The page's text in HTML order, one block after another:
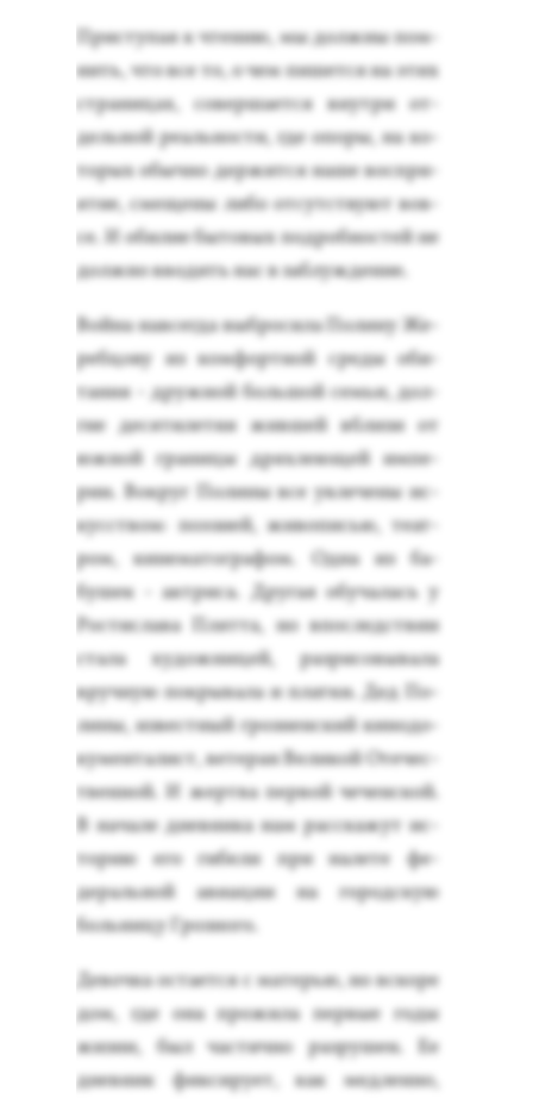
Прис­ту­пая к чте­нию, мы дол­жны пом­
нить, что все то, о чем пи­шет­ся на этих
стра­ницах, со­вер­ша­ет­ся внут­ри от­
дель­ной ре­аль­нос­ти, где опо­ры, на ко­
торых обыч­но дер­жится на­ше вос­при­
ятие, сме­щены ли­бо от­сутс­тву­ют вов­
се. И оби­лие бы­товых под­робнос­тей не
дол­жно вво­дить нас в заб­лужде­ние.
Вой­на нав­сегда выб­ро­сила По­лину Же­
реб­цо­ву из ком­фор­тной сре­ды оби­
тания - друж­ной боль­шой семьи, дол­
гие де­сяти­летия жив­шей вбли­зи от
юж­ной гра­ницы дрях­ле­ющей им­пе­
рии. Вок­руг По­лины все ув­ле­чены ис­
кусс­твом: по­эзи­ей, жи­вописью, те­ат­
ром, ки­нема­тог­ра­фом. Од­на из ба­
бушек - ак­три­са. Дру­гая обу­чалась у
Рос­тисла­ва Плят­та, но впос­ледс­твии
ста­ла ху­дож­ни­цей, раз­ри­совы­вала
вруч­ную пок­ры­вала и плат­ки. Дед По­
лины, из­вес­тный гроз­нен­ский ки­нодо­
кумен­та­лист, ве­теран Ве­ликой Оте­чес­
твен­ной. И жер­тва пер­вой че­чен­ской.
В на­чале днев­ни­ка нам рас­ска­жут ис­
то­рию его ги­бели при на­лете фе­
дераль­ной ави­ации на го­род­скую
боль­ни­цу Гроз­но­го.
Де­воч­ка ос­та­ет­ся с ма­терью, но вско­ре
дом, где она про­жила пер­вые го­ды
жиз­ни, был час­тично раз­ру­шен. Ее
днев­ник фик­си­ру­ет, как мед­ленно,